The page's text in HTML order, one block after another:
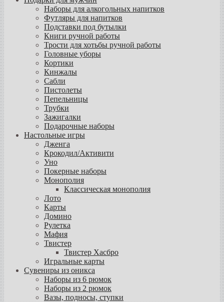
Наборы для алкогольных напитков
Футляры для напитков
Подставки под бутылки
Книги ручной работы
Трости для хотьбы ручной работы
Головные уборы
Кортики
Кинжалы
Сабли
Пистолеты
Пепельницы
Трубки
Зажигалки
Подарочные наборы
Настольные игры
Дженга
Крокодил/Активити
Уно
Покерные наборы
Монополия
Классическая монополия
Лото
Карты
Домино
Рулетка
Мафия
Твистер
Твистер Хасбро
Игральные карты
Сувениры из оникса
Наборы из 6 рюмок
Наборы из 2 рюмок
Вазы, подносы, ступки